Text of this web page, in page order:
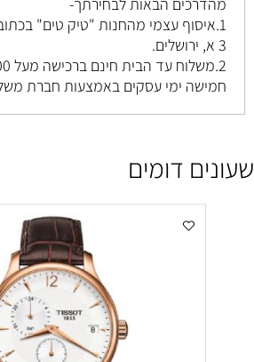
מהדרכים הבאות לבחירתך-
1.איסוף עצמי מהחנות "טיק טים" בכתובת רחוב
3 א, ירושלים
.
חמישה ימי עסקים באמצעות חברת
שעונים דומים